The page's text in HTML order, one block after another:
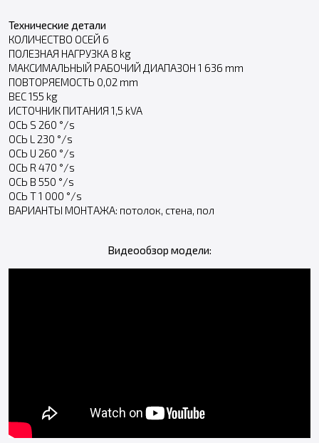
Технические детали
КОЛИЧЕСТВО ОСЕЙ 6
ПОЛЕЗНАЯ НАГРУЗКА 8 kg
МАКСИМАЛЬНЫЙ РАБОЧИЙ ДИАПАЗОН 1 636 mm
ПОВТОРЯЕМОСТЬ 0,02 mm
ВЕС 155 kg
ИСТОЧНИК ПИТАНИЯ 1,5 kVA
ОСЬ S 260 °/s
ОСЬ L 230 °/s
ОСЬ U 260 °/s
ОСЬ R 470 °/s
ОСЬ B 550 °/s
ОСЬ T 1 000 °/s
ВАРИАНТЫ МОНТАЖА: потолок, стена, пол
Видеообзор модели: